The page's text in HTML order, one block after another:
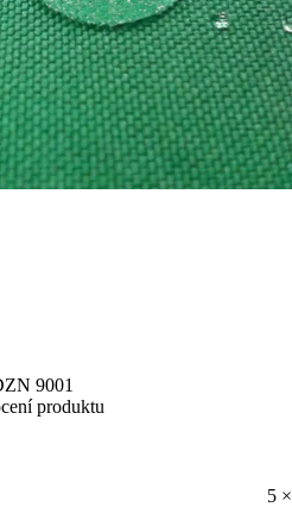
9001
produktu
5 ×